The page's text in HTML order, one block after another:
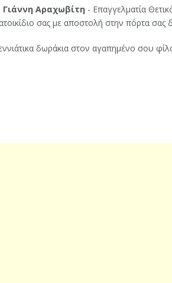
Γιάννη Αραχωβίτη - Επαγγελματία
σας με αποστολή στην πόρτα σας
δωράκια στον αγαπημένο σου